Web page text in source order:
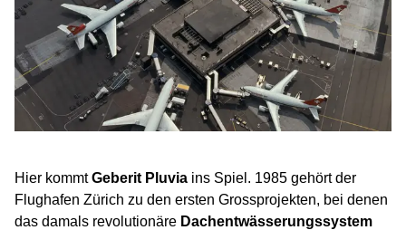
Hier kommtGeberit Pluvia ins Spiel. 1985 gehört der
Flughafen Zürich zu den ersten Grossprojekten, bei denen
das damals revolutionäre Dachentwässerungssystem